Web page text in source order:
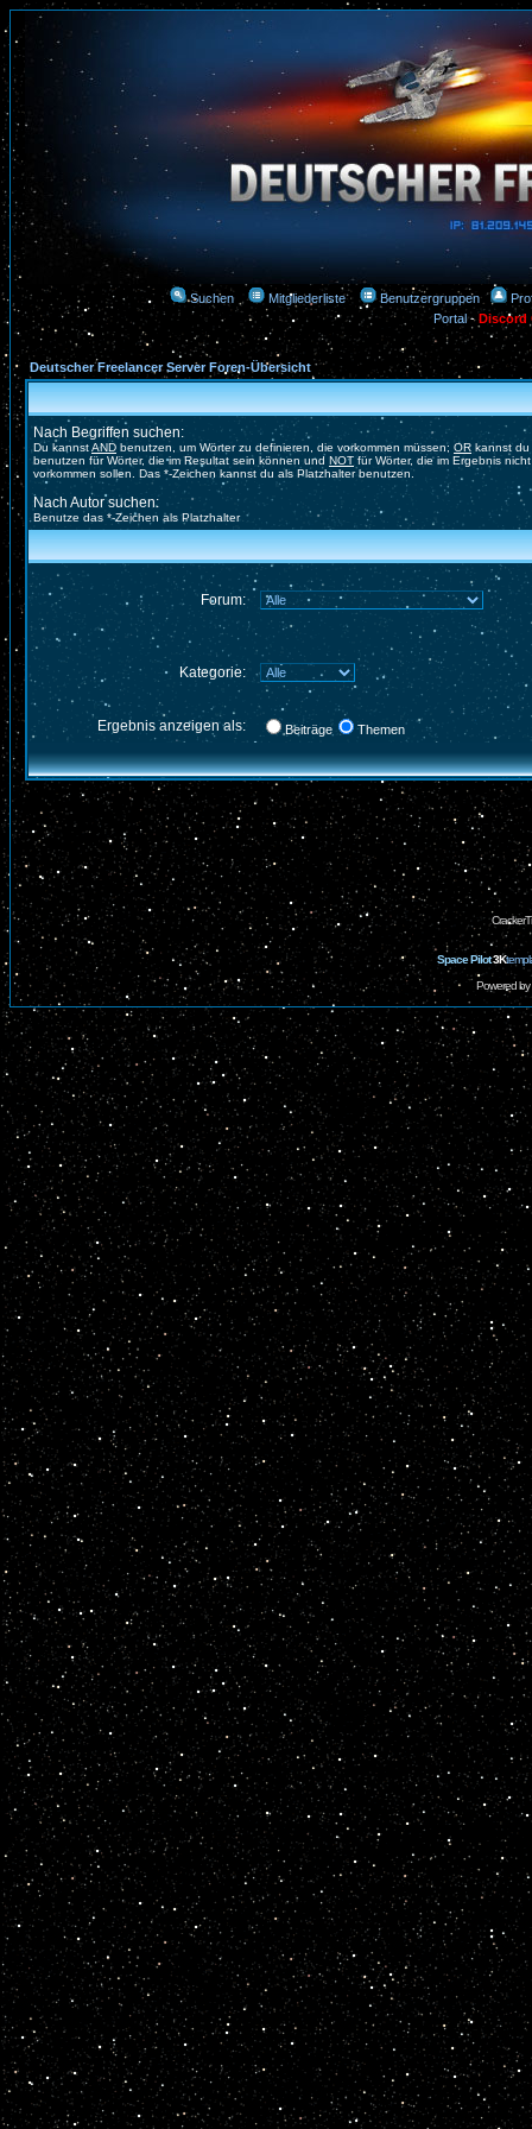
Suchen Mitgliederliste Benutzergruppen
Portal-Discord
Deutscher Freelancer Server Foren-Übersicht
Nach Begriffen suchen:
Du kannstAND benutzen, um Wörter zu definieren, die vorkommen müssen; OR kannst du
benutzen für Wörter, die im Resultat sein können und NOT für Wörter, die im Ergebnis nicht
vorkommen sollen. Das *-Zeichen kannst du als Platzhalter benutzen.
Nach Autor suchen:
Benutze das *-Zeichen als Platzhalter
Forum:
Kategorie:
Ergebnis anzeigen als: Beiträge Themen
Space Pilot3K
Powered by